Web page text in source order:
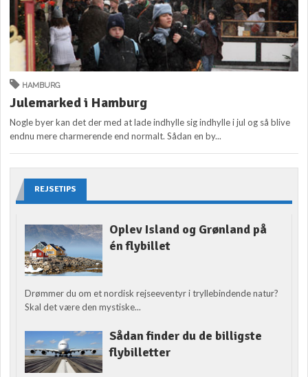
HAMBURG
Julemarked i Hamburg
Nogle byer kan det der med at lade indhylle sig indhylle i jul og så blive
endnu mere charmerende end normalt. Sådan en by...
REJSETIPS
Oplev Island og Grønland på
én flybillet
Drømmer du om et nordisk rejseeventyr i tryllebindende natur?
Skal det være den mystiske...
Sådan finder du de billigste
flybilletter